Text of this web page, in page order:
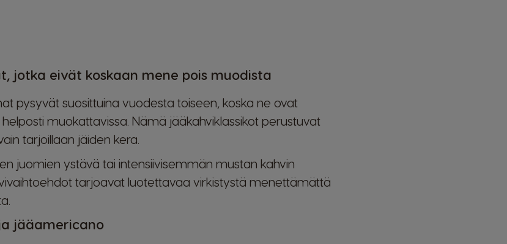
jotka eivät koskaan mene pois muodista
pysyvät suosittuina vuodesta toiseen, koska ne ovat
muokattavissa. Nämä jääkahviklassikot perustuvat
tarjoillaan jäiden kera.
juomien ystävä tai intensiivisemmän mustan kahvin
tarjoavat luotettavaa virkistystä menettämättä
jääamericano